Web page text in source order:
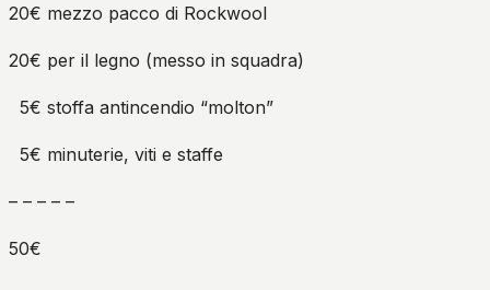
20€ mezzo pacco di Rockwool
20€ per il legno (messo in squadra)
5€ stoffa antincendio “molton”
5€ minuterie, viti e staffe
– – – – –
50€